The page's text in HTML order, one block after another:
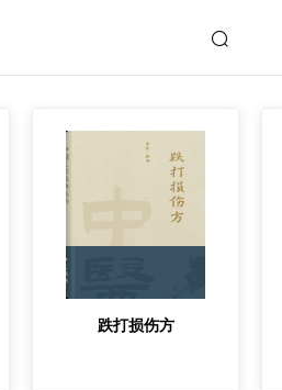
跌打损伤方